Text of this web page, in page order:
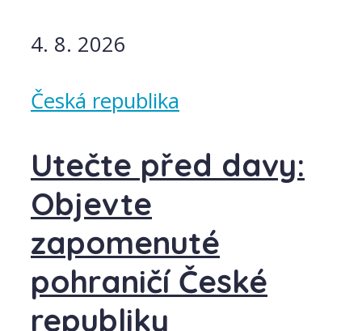
4. 8. 2026
Česká republika
Utečte před davy:
Objevte
zapomenuté
pohraničí České
republiky